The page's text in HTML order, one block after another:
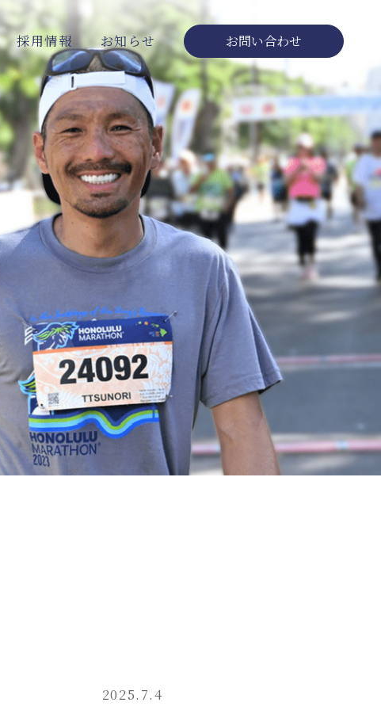
採用情報 お知らせ お問い合わせ
2025.7.4